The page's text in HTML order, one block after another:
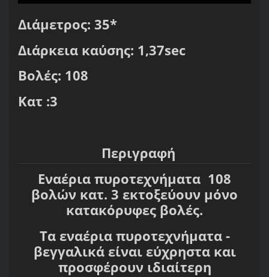
Διάμετρος: 35*
Διάρκεια καύσης: 1,37sec
Βολές: 108
Kατ :3
Περιγραφή
Εναέρια πυροτεχνήματα 108
βολών κατ. 3 εκτοξεύουν μόνο
κατακόρυφες βολές.
Τα εναέρια πυροτεχνήματα -
βεγγαλικά είναι εύχρηστα και
προσφέρουν ιδιαίτερη